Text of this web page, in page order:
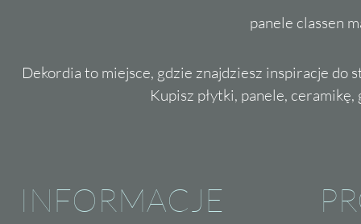
panele classen
Dekordia to miejsce, gdzie znajdziesz inspiracje do
Kupisz płytki, panele,
INFORMACJE